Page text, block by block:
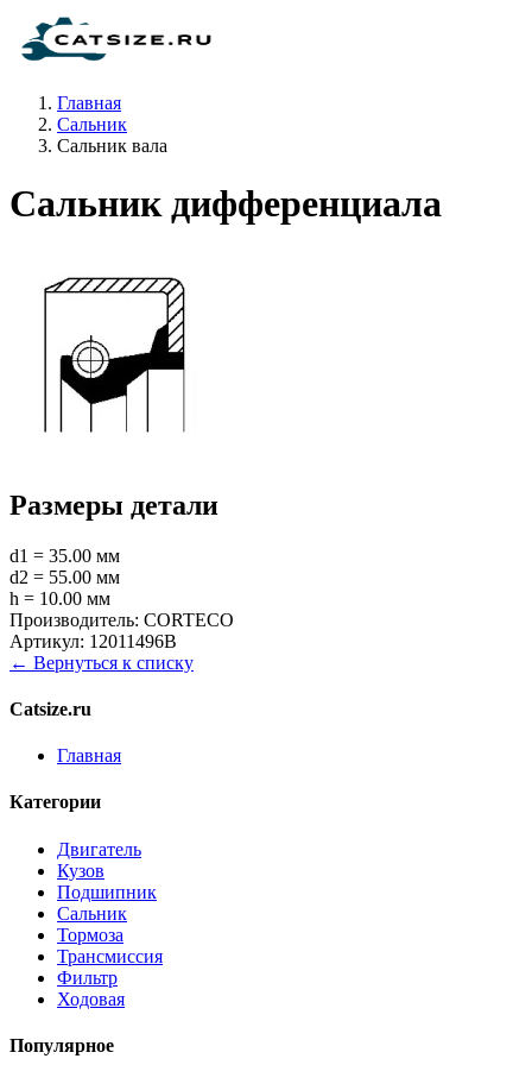
Главная
Сальник
Сальник вала
Сальник дифференциала
Размеры детали
d1 = 35.00 мм
d2 = 55.00 мм
h = 10.00 мм
Производитель: CORTECO
Артикул: 12011496B
← Вернуться к списку
Catsize.ru
Главная
Категории
Двигатель
Кузов
Подшипник
Сальник
Тормоза
Трансмиссия
Фильтр
Ходовая
Популярное